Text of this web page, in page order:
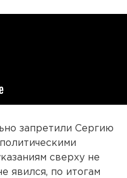
запретили Сергию
сверху не
явился, по итогам